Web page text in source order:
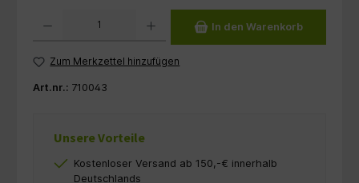
In den Warenkorb
Zum Merkzettel hinzufügen
Art.nr.: 710043
Unsere Vorteile
Kostenloser Versand ab 150,-€ innerhalb
Deutschlands